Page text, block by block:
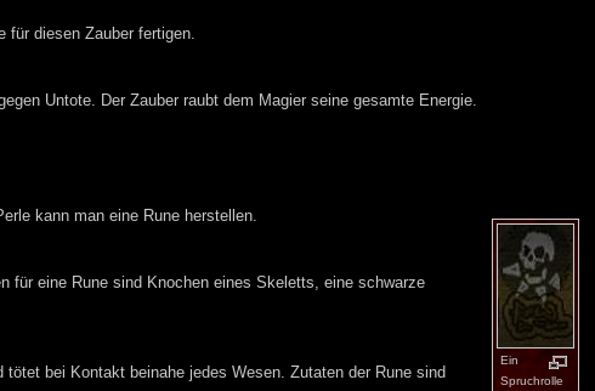
für diesen Zauber fertigen.
Untote. Der Zauber raubt dem Magier seine gesamte Energie.
Ein
Spruchrolle
kann man eine Rune herstellen.
für eine Rune sind Knochen eines Skeletts, eine schwarze
bei Kontakt beinahe jedes Wesen. Zutaten der Rune sind